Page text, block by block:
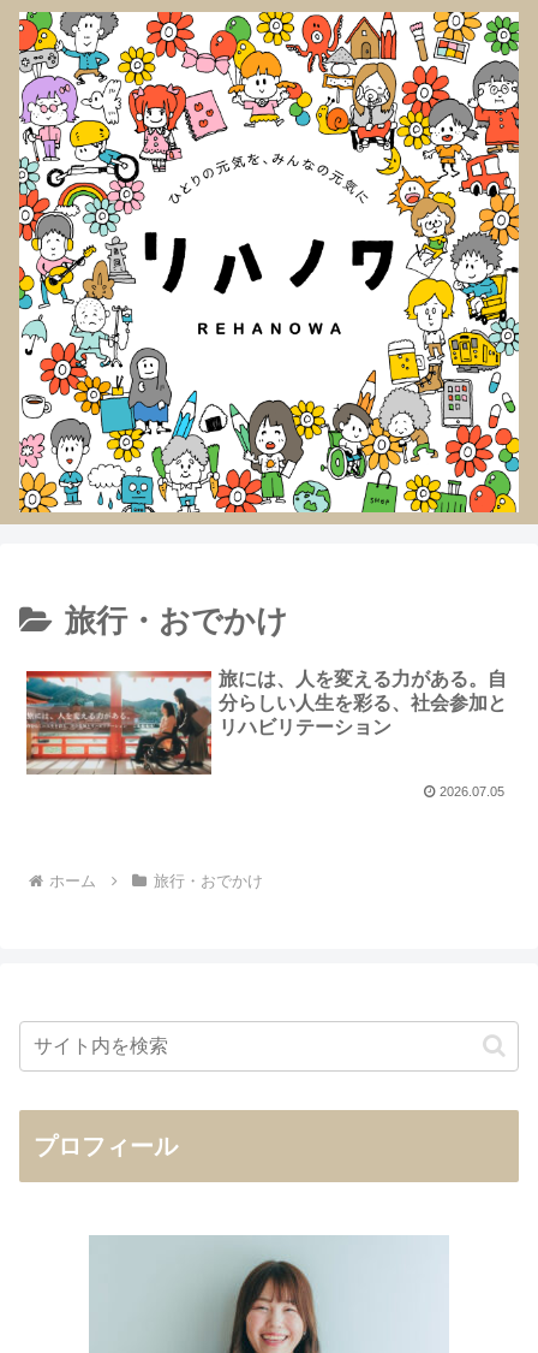
旅行・おでかけ
旅には、人を変える力がある。自
分らしい人生を彩る、社会参加と
リハビリテーション
2026.07.05
ホーム 旅行・おでかけ
プロフィール